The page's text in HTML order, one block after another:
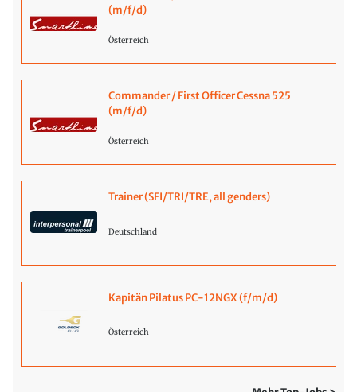
(m/f/d)
Österreich
Commander / First Officer Cessna 525
(m/f/d)
Österreich
Trainer (SFI/TRI/TRE, all genders)
Deutschland
Kapitän Pilatus PC-12NGX (f/m/d)
Österreich